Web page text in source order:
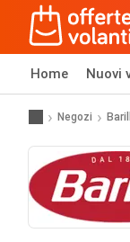
Home Nuovi
Negozi